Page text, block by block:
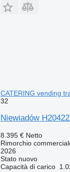
CATERING vending
32
Niewiadów
8.395 € Netto
Rimorchio
2026
Statonuovo
Capacità di carico